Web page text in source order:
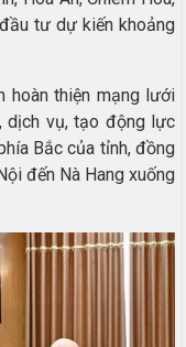
tư dự kiến khoảng
hoàn thiện mạng lưới
dịch vụ, tạo động lực
Bắc của tỉnh, đồng
đến Nà Hang xuống